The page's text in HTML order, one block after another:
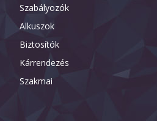
Szabályozók
Alkuszok
Biztosítók
Kárrendezés
Szakmai